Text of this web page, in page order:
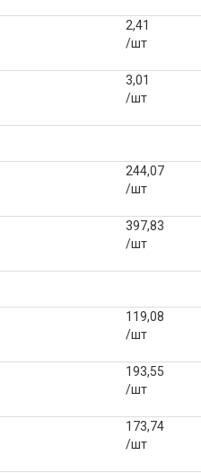
2,41
/шт
3,01
/шт
244,07
/шт
397,83
/шт
119,08
/шт
193,55
/шт
173,74
/шт